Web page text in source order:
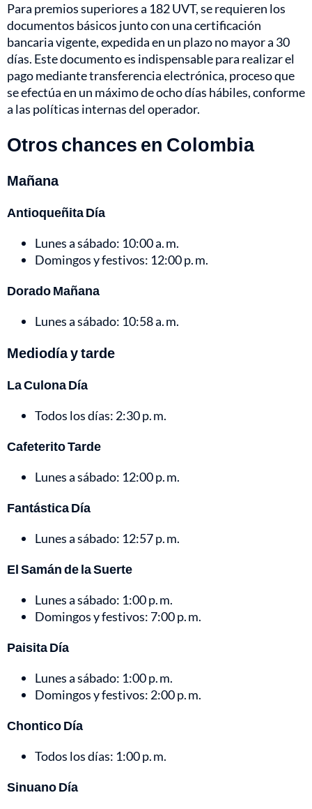
Para premios superiores a 182 UVT, se requieren los
documentos básicos junto con una certificación
bancaria vigente, expedida en un plazo no mayor a 30
días. Este documento es indispensable para realizar el
pago mediante transferencia electrónica, proceso que
se efectúa en un máximo de ocho días hábiles, conforme
a las políticas internas del operador.
Otros chances en Colombia
Mañana
Antioqueñita Día
Lunes a sábado: 10:00 a. m.
Domingos y festivos: 12:00 p. m.
Dorado Mañana
Lunes a sábado: 10:58 a. m.
Mediodía y tarde
La Culona Día
Todos los días: 2:30 p. m.
Cafeterito Tarde
Lunes a sábado: 12:00 p. m.
Fantástica Día
Lunes a sábado: 12:57 p. m.
El Samán de la Suerte
Lunes a sábado: 1:00 p. m.
Domingos y festivos: 7:00 p. m.
Paisita Día
Lunes a sábado: 1:00 p. m.
Domingos y festivos: 2:00 p. m.
Chontico Día
Todos los días: 1:00 p. m.
Sinuano Día